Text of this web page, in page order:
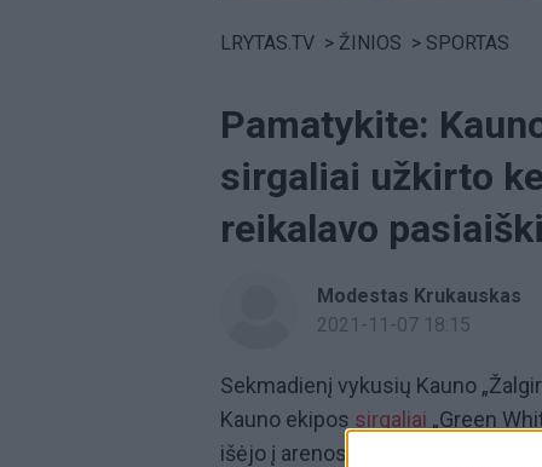
LRYTAS.TV > ŽINIOS > SPORTAS
Pamatykite:
sirgaliai užkirto
reikalavo
Modestas Krukauskas
2021-11-07 18:15
Sekmadienį vykusių Kauno
Kauno ekipos sirgaliai „Green
išėjo į arenos koridorių.